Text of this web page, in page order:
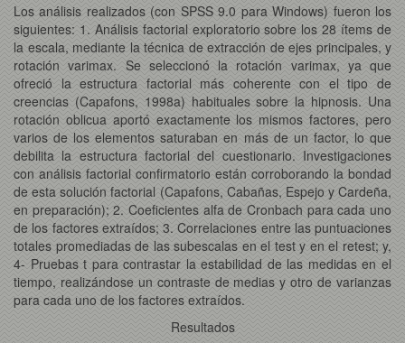
Los análisis realizados (con SPSS 9.0 para Windows) fueron los
siguientes: 1. Análisis factorial exploratorio sobre los 28 ítems de
la escala, mediante la técnica de extracción de ejes principales, y
rotación varimax. Se seleccionó la rotación varimax, ya que
ofreció la estructura factorial más coherente con el tipo de
creencias (Capafons, 1998a) habituales sobre la hipnosis. Una
rotación oblicua aportó exactamente los mismos factores, pero
varios de los elementos saturaban en más de un factor, lo que
debilita la estructura factorial del cuestionario. Investigaciones
con análisis factorial confirmatorio están corroborando la bondad
de esta solución factorial (Capafons, Cabañas, Espejo y Cardeña,
en preparación); 2. Coeficientes alfa de Cronbach para cada uno
de los factores extraídos; 3. Correlaciones entre las puntuaciones
totales promediadas de las subescalas en el test y en el retest; y,
4- Pruebas t para contrastar la estabilidad de las medidas en el
tiempo, realizándose un contraste de medias y otro de varianzas
para cada uno de los factores extraídos.
Resultados